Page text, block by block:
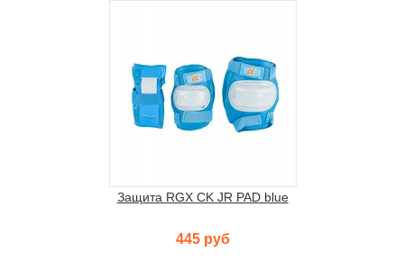
Защита RGX CK JR PAD blue
445 руб